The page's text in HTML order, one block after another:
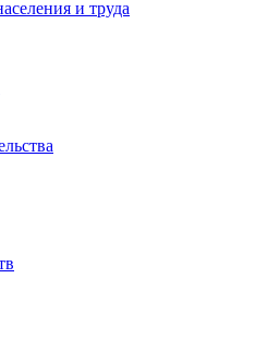
и труда